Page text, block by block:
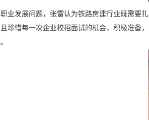
业发展问题，张雷认为铁路房建行业既需要
珍惜每一次企业校招面试的机会，积极准备